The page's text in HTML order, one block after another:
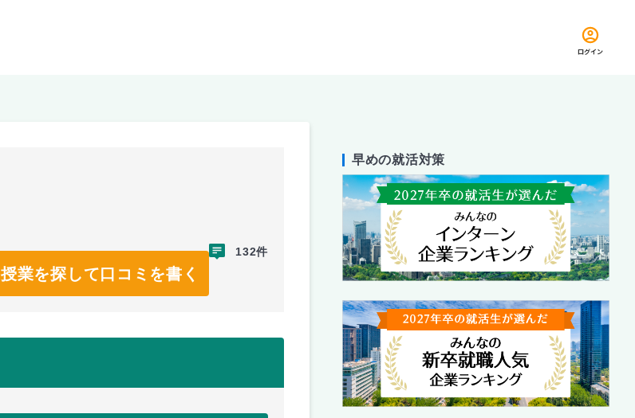
ログイン
授業を探して口コミを書く
132件
早めの就活対策